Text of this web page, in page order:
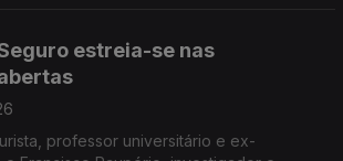
estreia-se nas
professor universitário e ex-